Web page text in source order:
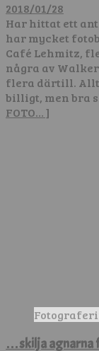
2018/01/28
Har hittat ett
har mycket
Café Lehmitz,
några av
flera därtill. Allt
billigt, men bra
FOTO… ]
…skilja agnarna